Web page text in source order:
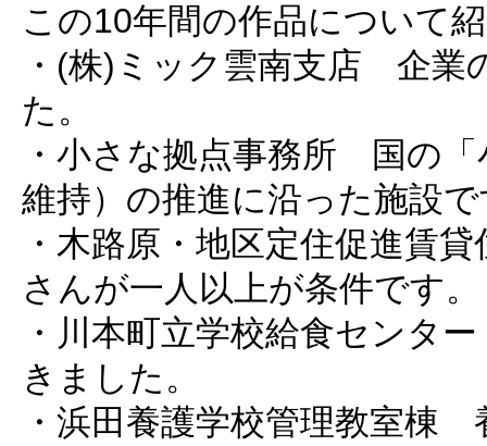
この10年間の作品について
・(株)ミック雲南支店 企業
た。
・小さな拠点事務所 国の
維持）の推進に沿った施設
・木路原・地区定住促進賃
さんが一人以上が条件です。
・川本町立学校給食センタ
きました。
・浜田養護学校管理教室棟